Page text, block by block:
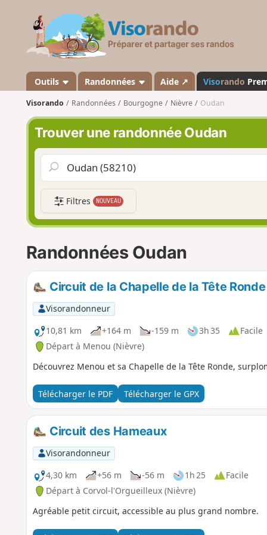
s
a
n
o
Outils Randonnées Aide ↗ Visorando
Visorando Randonnées Bourgogne Nièvre Oudan
Trouver une randonnée Oudan
Filtres NOUVEAU
Randonnées Oudan
Circuit de la Chapelle de la Tête Ronde
Visorandonneur
10,81 km
+164 m -159 m 3h 35
Facile
Départ à Menou (Nièvre)
Découvrez Menou et sa Chapelle de la Tête Ronde,
Télécharger le PDF Télécharger le GPX
Circuit des Hameaux
Visorandonneur
4,30 km
+56 m -56 m 1h 25
Facile
Départ à Corvol-l'Orgueilleux (Nièvre)
Agréable petit circuit, accessible au plus grand nombre.